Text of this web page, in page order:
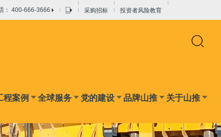
： 400-666-3666 采购招标 投资者风险教育
程案例 全球服务 党的建设 品牌山推 关于山推